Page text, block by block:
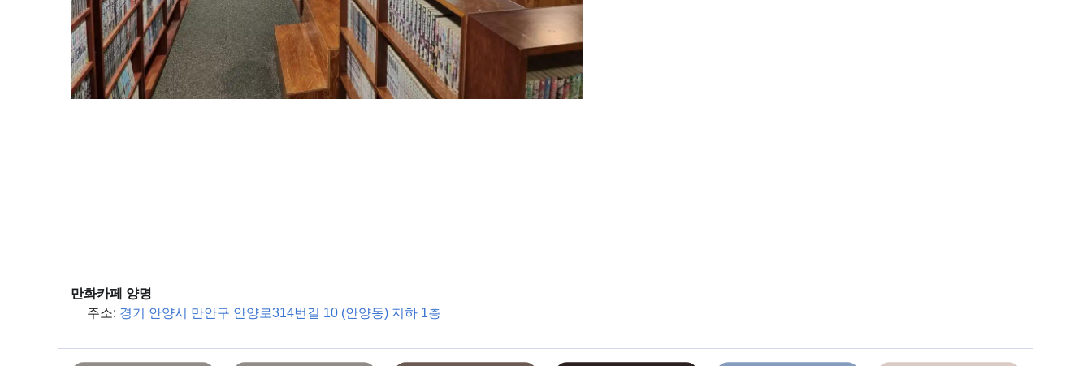
만화카페 양명
주소: 경기 안양시 만안구 안양로314번길 10 (안양동) 지하 1층